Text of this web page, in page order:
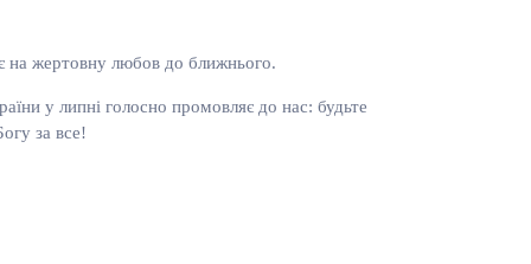
на жертовну любов до ближнього.
у липні голосно промовляє до нас: будьте
за все!